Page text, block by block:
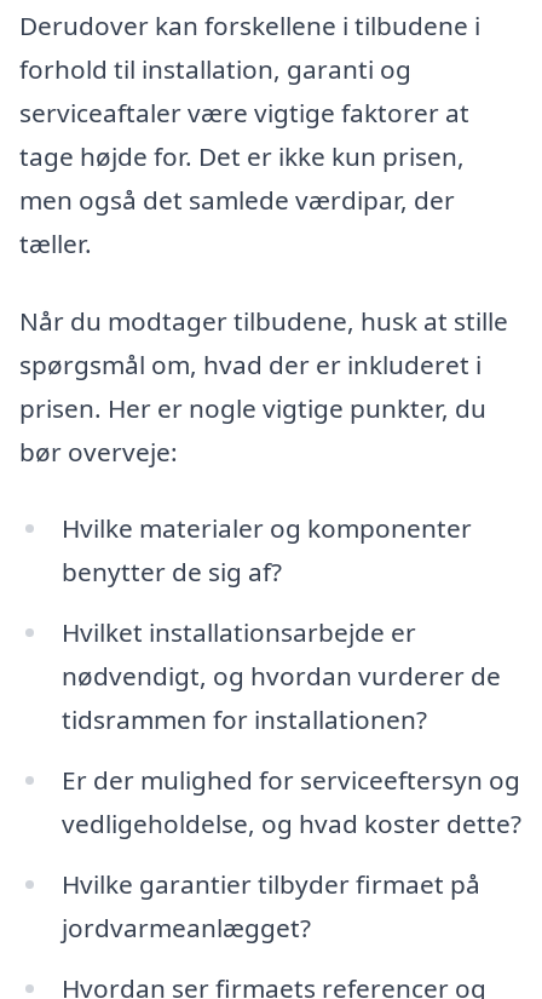
Derudover kan forskellene i tilbudene i
forhold til installation, garanti og
serviceaftaler være vigtige faktorer at
tage højde for. Det er ikke kun prisen,
men også det samlede værdipar, der
tæller.
Når du modtager tilbudene, husk at stille
spørgsmål om, hvad der er inkluderet i
prisen. Her er nogle vigtige punkter, du
bør overveje:
Hvilke materialer og komponenter
benytter de sig af?
Hvilket installationsarbejde er
nødvendigt, og hvordan vurderer de
tidsrammen for installationen?
Er der mulighed for serviceeftersyn og
vedligeholdelse, og hvad koster dette?
Hvilke garantier tilbyder firmaet på
jordvarmeanlægget?
Hvordan ser firmaets referencer og